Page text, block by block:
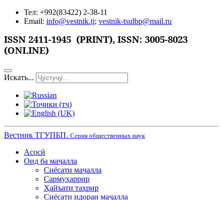
Тел: +992(83422) 2-38-11
Email: info@vestnik.tj; vestnik-tsulbp@mail.ru
ISSN 2411-1945 (PRINT), ISSN: 3005-8023
(ONLINE)
Искать...
Вестник ТГУПБП. Серия общественных наук
Асосӣ
Оид ба маҷалла
Сиёсати маҷалла
Сармуҳаррир
Ҳайъати таҳрир
Сиёсати идораи маҷалла